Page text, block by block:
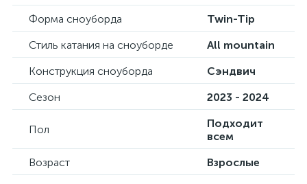
Форма сноуборда
Twin-Tip
Стиль катания на сноуборде
All mountain
Конструкция сноуборда
Сэндвич
Сезон
2023 - 2024
Пол
Подходит
всем
Возраст
Взрослые